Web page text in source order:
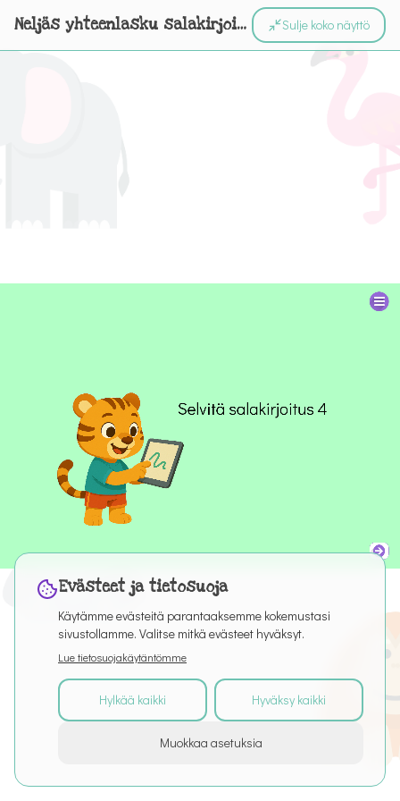
Neljäs yhteenlasku salakirjoitus Sulje koko näyttö
Kaikki oikeudet pidätetään
ArtikkelitPuro EditorTietosuoja
Evästeet ja tietosuoja
Käytämme evästeitä parantaaksemme kokemustasi
sivustollamme. Valitse mitkä evästeet hyväksyt.
Lue tietosuojakäytäntömme
Hylkää kaikki Hyväksy kaikki
Muokkaa asetuksia